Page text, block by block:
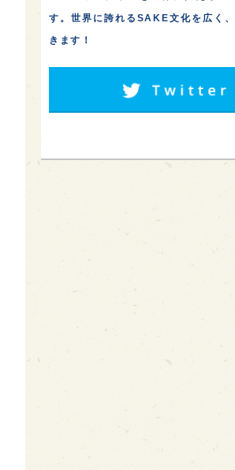
す。世界に誇れるSAKE文化を広く
きます！